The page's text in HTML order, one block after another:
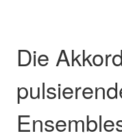
Die